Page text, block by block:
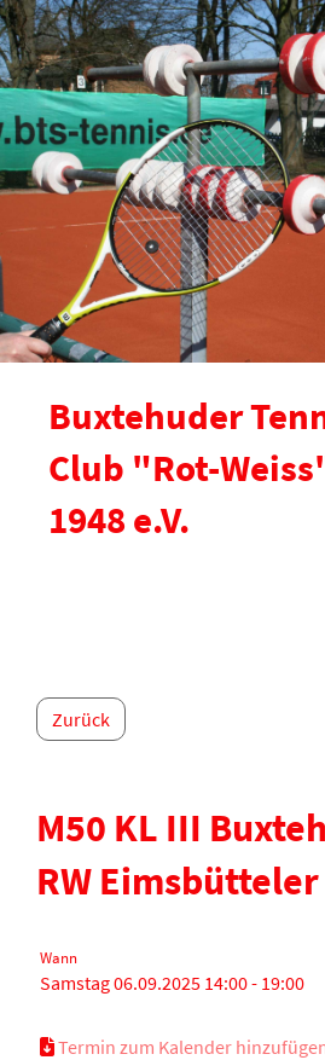
Buxtehuder
Club "Rot-
1948 e.V.
Zurück
M50 KL III
RW Eimsbütteler
Wann
Samstag 06.09.2025 14:00 - 19:00
Termin zum Kalender